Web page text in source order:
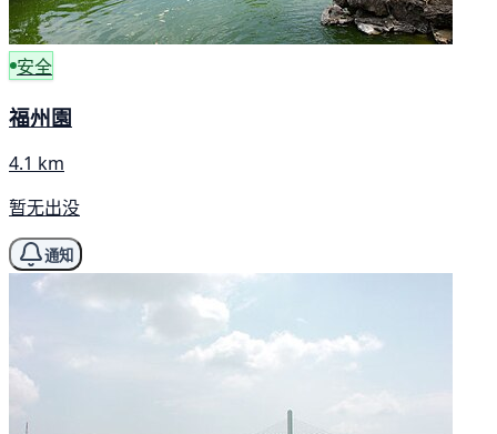
安全
福州園
4.1 km
暂无出没
通知